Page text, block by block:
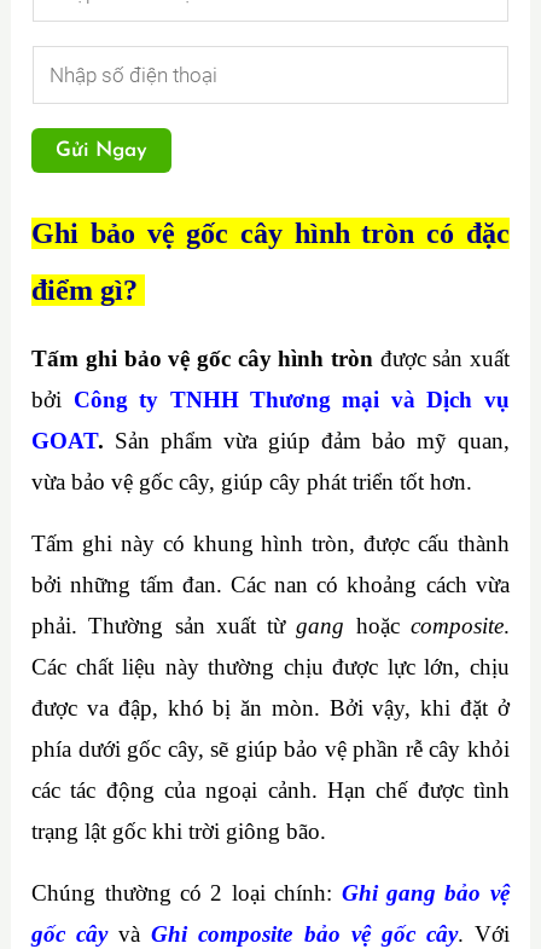
h
T
ê
c
ủ
b
ạ
n
m
a
i
l
*
Gửi Ngay
Ghi bảo vệ gốc cây hình tròn có đặc
điểm gì?
Tấm ghi bảo vệ gốc cây hình tròn được sản xuất
bởi Công ty TNHH Thương mại và Dịch vụ
GOAT. Sản phẩm vừa giúp đảm bảo mỹ quan,
vừa bảo vệ gốc cây, giúp cây phát triển tốt hơn.
Tấm ghi này có khung hình tròn, được cấu thành
bởi những tấm đan. Các nan có khoảng cách vừa
phải. Thường sản xuất từgang hoặc composite.
Các chất liệu này thường chịu được lực lớn, chịu
được va đập, khó bị ăn mòn. Bởi vậy, khi đặt ở
phía dưới gốc cây, sẽ giúp bảo vệ phần rễ cây khỏi
các tác động của ngoại cảnh. Hạn chế được tình
trạng lật gốc khi trời giông bão.
Chúng thường có 2 loại chính: Ghi gang bảo vệ
gốc câyvàGhi composite bảo vệ gốc cây. Với